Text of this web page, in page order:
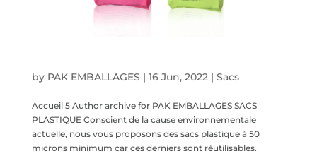
by PAK EMBALLAGES | 16 Jun, 2022| Sacs
Accueil 5 Author archive for PAK EMBALLAGES SACS
PLASTIQUE Conscient de la cause environnementale
actuelle, nous vous proposons des sacs plastique à 50
microns minimum car ces derniers sont réutilisables.